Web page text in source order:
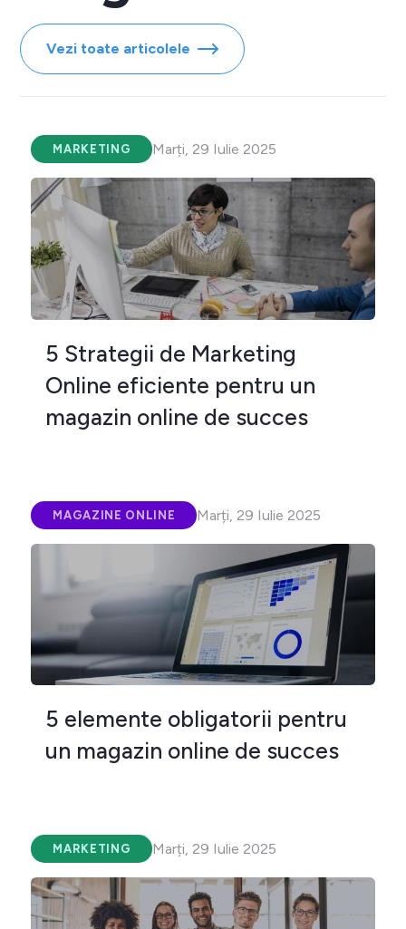
Vezi toate articolele
MARKETING Marți, 29 Iulie 2025
5 Strategii de Marketing
Online eficiente pentru un
magazin online de succes
MAGAZINE ONLINE Marți, 29 Iulie 2025
5 elemente obligatorii pentru
un magazin online de succes
MARKETING Marți, 29 Iulie 2025